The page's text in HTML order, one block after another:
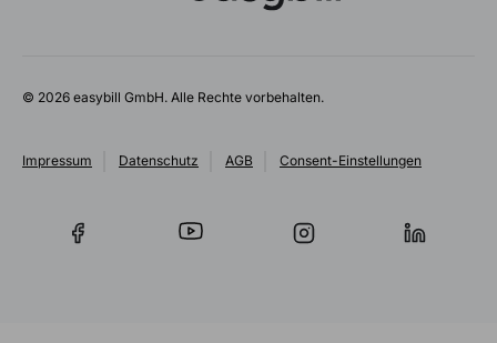
© 2026 easybill GmbH. Alle Rechte vorbehalten.
Impressum Datenschutz AGB Consent-Einstellungen